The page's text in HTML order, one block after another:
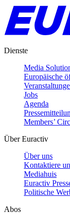
Dienste
Media
Europäische
Jobs
Agenda
Members’
Über Euractiv
Über uns
Kontaktiere
Mediahuis
Euractiv
Politische
Abos